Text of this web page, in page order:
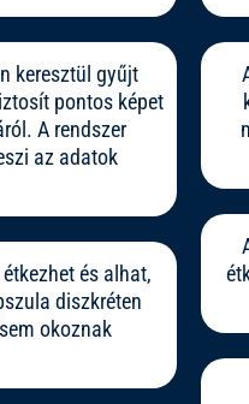
keresztül gyűjt
pontos képet
A rendszer
az adatok
és alhat,
diszkréten
okoznak